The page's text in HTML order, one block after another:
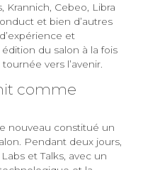
Krannich, Cebeo, Libra
et bien d’autres
et
du salon à la fois
vers l’avenir.
comme
nouveau constitué un
Pendant deux jours,
et Talks, avec un